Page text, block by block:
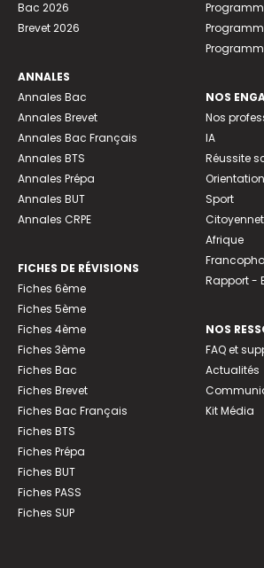
Bac 2026
Brevet 2026
ANNALES
Annales Bac
Annales Brevet
Annales Bac Français
Annales BTS
Annales Prépa
Annales BUT
Annales CRPE
FICHES DE RÉVISIONS
Fiches 6ème
Fiches 5ème
Fiches 4ème
Fiches 3ème
Fiches Bac
Fiches Brevet
Fiches Bac Français
Fiches BTS
Fiches Prépa
Fiches BUT
Fiches PASS
Fiches SUP
NOS
Nos
IA
Réussite
Orientation
Sport
Afrique
Rapport -
NOS
FAQ et
Actualités
Kit Média